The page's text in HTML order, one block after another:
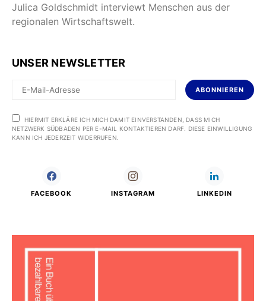
Julica Goldschmidt interviewt Menschen aus der
regionalen Wirtschaftswelt.
UNSER NEWSLETTER
ABONNIEREN
HIERMIT ERKLÄRE ICH MICH DAMIT EINVERSTANDEN, DASS MICH
NETZWERK SÜDBADEN PER E-MAIL KONTAKTIEREN DARF. DIESE EINWILLIGUNG
KANN ICH JEDERZEIT WIDERRUFEN.
FACEBOOK INSTAGRAM LINKEDIN